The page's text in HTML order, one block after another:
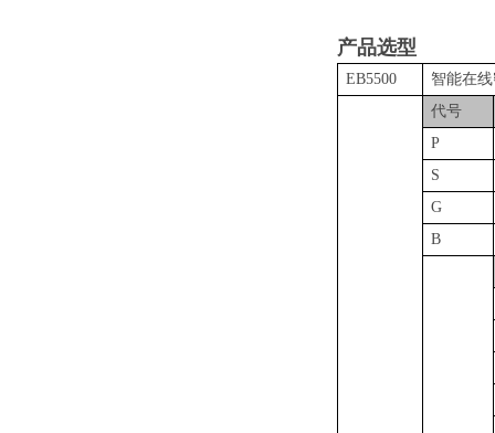
产品选型
EB5500
智能在
代号
P
S
G
B